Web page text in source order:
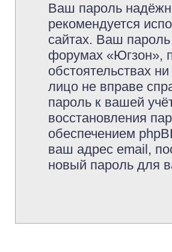
Ваш пароль
рекомендуется
сайтах. Ваш
форумах «Югзон»,
обстоятельствах
лицо не вправе
пароль к вашей
восстановления
обеспечением
ваш адрес email,
новый пароль для